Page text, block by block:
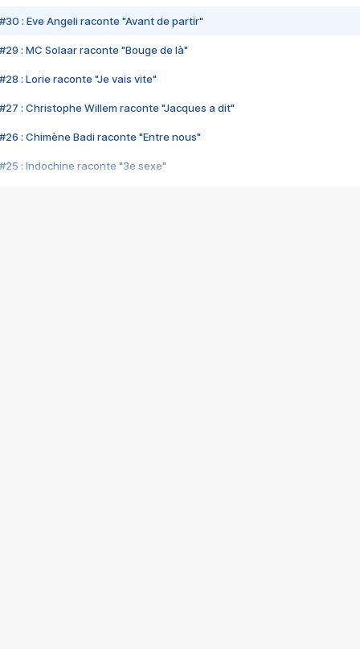
#30 : Eve Angeli raconte "Avant de partir"
#29 : MC Solaar raconte "Bouge de là"
#28 : Lorie raconte "Je vais vite"
#27 : Christophe Willem raconte "Jacques a dit"
#26 : Chimène Badi raconte "Entre nous"
#25 : Indochine raconte "3e sexe"